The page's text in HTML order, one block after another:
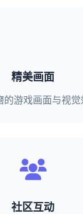
精美画面
的游戏画面与视觉
社区互动